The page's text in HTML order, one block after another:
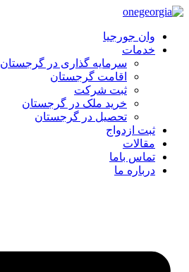
وان جورجیا
خدمات
سرمایه گذاری در گرجستان
اقامت گرجستان
ثبت شرکت
خرید ملک در گرجستان
تحصیل در گرجستان
ثبت ازدواج
مقالات
تماس باما
درباره ما